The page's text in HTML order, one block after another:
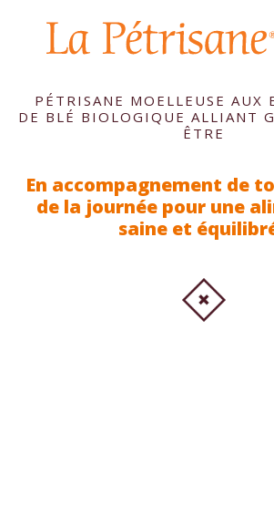
PÉTRISANE MOELLEUSE AUX
DE BLÉ BIOLOGIQUE ALLIANT
ÊTRE
En accompagnement de
de la journée pour une
saine et